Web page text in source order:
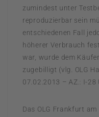
zumindest unter
reproduzierbar sein
entschiedenen Fall
höherer Verbrauch
war, wurde dem
zugebilligt (vlg. OLG
07.02.2013 – AZ.: I-28
Das OLG Frankfurt